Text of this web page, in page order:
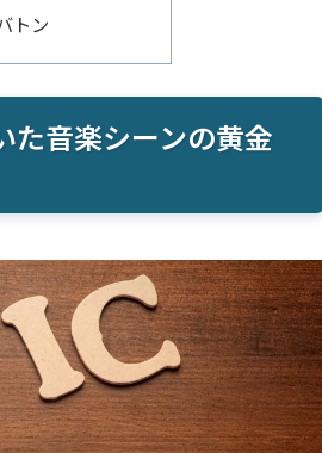
トン
た音楽シーンの黄金